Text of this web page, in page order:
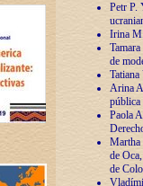
Petr P.
Irina
de
Arina
pública
Paola
Martha
de
de